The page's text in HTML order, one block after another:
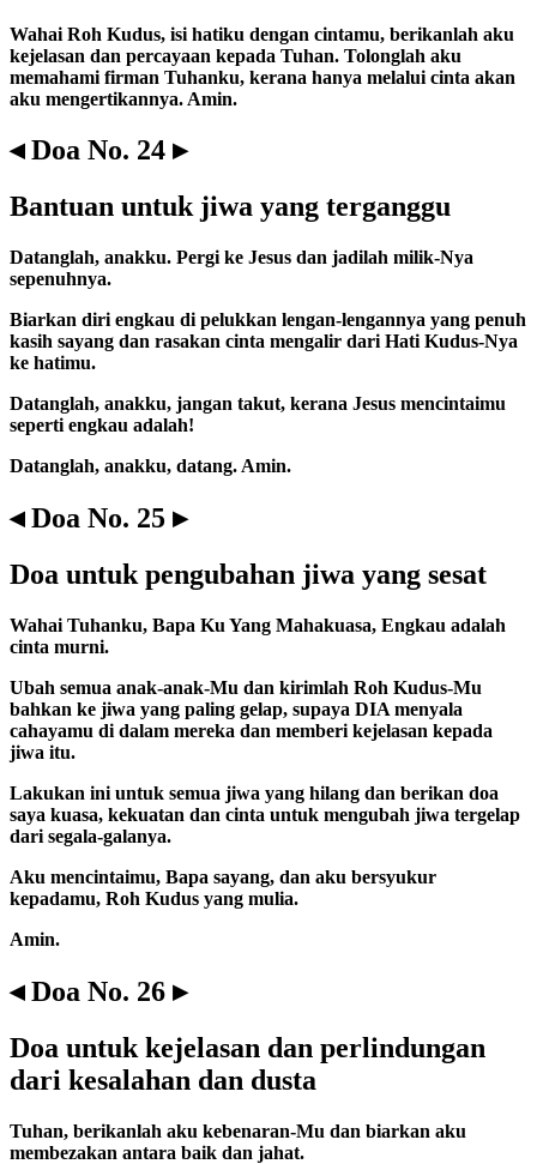
Wahai Roh Kudus, isi hatiku dengan cintamu, berikanlah aku
kejelasan dan percayaan kepada Tuhan. Tolonglah aku
memahami firman Tuhanku, kerana hanya melalui cinta akan
aku mengertikannya. Amin.
◂ Doa No. 24 ▸
Bantuan untuk jiwa yang terganggu
Datanglah, anakku. Pergi ke Jesus dan jadilah milik-Nya
sepenuhnya.
Biarkan diri engkau di pelukkan lengan-lengannya yang penuh
kasih sayang dan rasakan cinta mengalir dari Hati Kudus-Nya
ke hatimu.
Datanglah, anakku, jangan takut, kerana Jesus mencintaimu
seperti engkau adalah!
Datanglah, anakku, datang. Amin.
◂ Doa No. 25 ▸
Doa untuk pengubahan jiwa yang sesat
Wahai Tuhanku, Bapa Ku Yang Mahakuasa, Engkau adalah
cinta murni.
Ubah semua anak-anak-Mu dan kirimlah Roh Kudus-Mu
bahkan ke jiwa yang paling gelap, supaya DIA menyala
cahayamu di dalam mereka dan memberi kejelasan kepada
jiwa itu.
Lakukan ini untuk semua jiwa yang hilang dan berikan doa
saya kuasa, kekuatan dan cinta untuk mengubah jiwa tergelap
dari segala-galanya.
Aku mencintaimu, Bapa sayang, dan aku bersyukur
kepadamu, Roh Kudus yang mulia.
Amin.
◂ Doa No. 26 ▸
Doa untuk kejelasan dan perlindungan
dari kesalahan dan dusta
Tuhan, berikanlah aku kebenaran-Mu dan biarkan aku
membezakan antara baik dan jahat.